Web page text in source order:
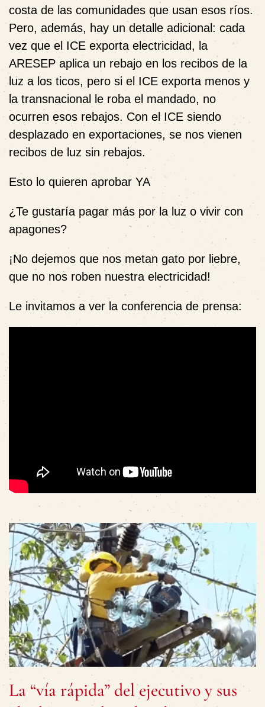
costa de las comunidades que usan esos ríos.
Pero, además, hay un detalle adicional: cada
vez que el ICE exporta electricidad, la
ARESEP aplica un rebajo en los recibos de la
luz a los ticos, pero si el ICE exporta menos y
la transnacional le roba el mandado, no
ocurren esos rebajos. Con el ICE siendo
desplazado en exportaciones, se nos vienen
recibos de luz sin rebajos.
Esto lo quieren aprobar YA
¿Te gustaría pagar más por la luz o vivir con
apagones?
¡No dejemos que nos metan gato por liebre,
que no nos roben nuestra electricidad!
Le invitamos a ver la conferencia de prensa:
La “vía rápida” del ejecutivo y sus